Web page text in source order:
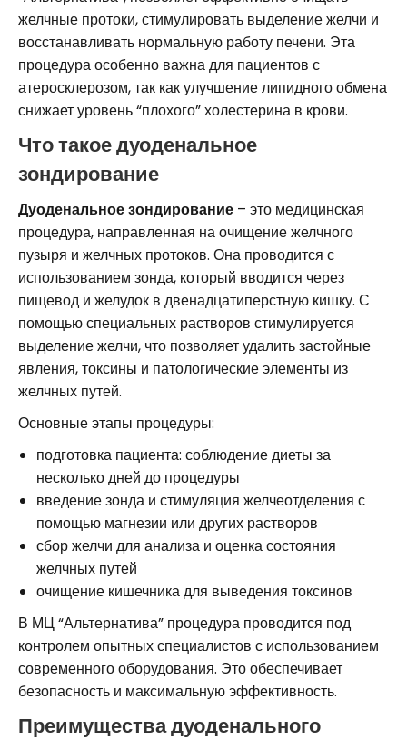
желчные протоки, стимулировать выделение желчи и
восстанавливать нормальную работу печени. Эта
процедура особенно важна для пациентов с
атеросклерозом, так как улучшение липидного обмена
снижает уровень “плохого” холестерина в крови.
Что такое дуоденальное
зондирование
Дуоденальное зондирование – это медицинская
процедура, направленная на очищение желчного
пузыря и желчных протоков. Она проводится с
использованием зонда, который вводится через
пищевод и желудок в двенадцатиперстную кишку. С
помощью специальных растворов стимулируется
выделение желчи, что позволяет удалить застойные
явления, токсины и патологические элементы из
желчных путей.
Основные этапы процедуры:
подготовка пациента: соблюдение диеты за
несколько дней до процедуры
введение зонда и стимуляция желчеотделения с
помощью магнезии или других растворов
сбор желчи для анализа и оценка состояния
желчных путей
очищение кишечника для выведения токсинов
В МЦ “Альтернатива” процедура проводится под
контролем опытных специалистов с использованием
современного оборудования. Это обеспечивает
безопасность и максимальную эффективность.
Преимущества дуоденального